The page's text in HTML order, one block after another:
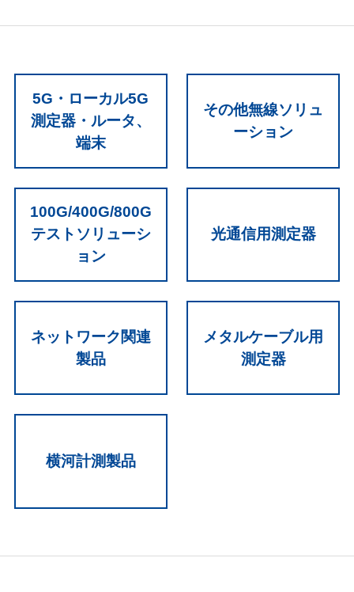
5G・ローカル5G
測定器・ルータ、
端末
その他無線ソリュ
ーション
100G/400G/800G
テストソリューシ
ョン
光通信用測定器
ネットワーク関連
製品
メタルケーブル用
測定器
横河計測製品